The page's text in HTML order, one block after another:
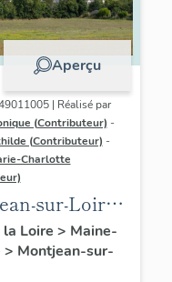
Aperçu
| Réalisé par
(Contributeur) -
(Contributeur) -
Charlotte
sur-Loire :
de la
la Loire > Maine-
> Montjean-sur-